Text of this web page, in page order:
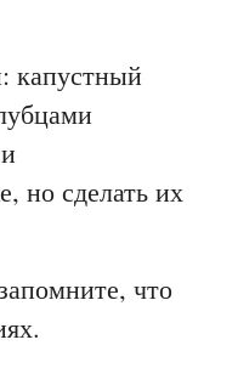
капустный
но сделать их
что